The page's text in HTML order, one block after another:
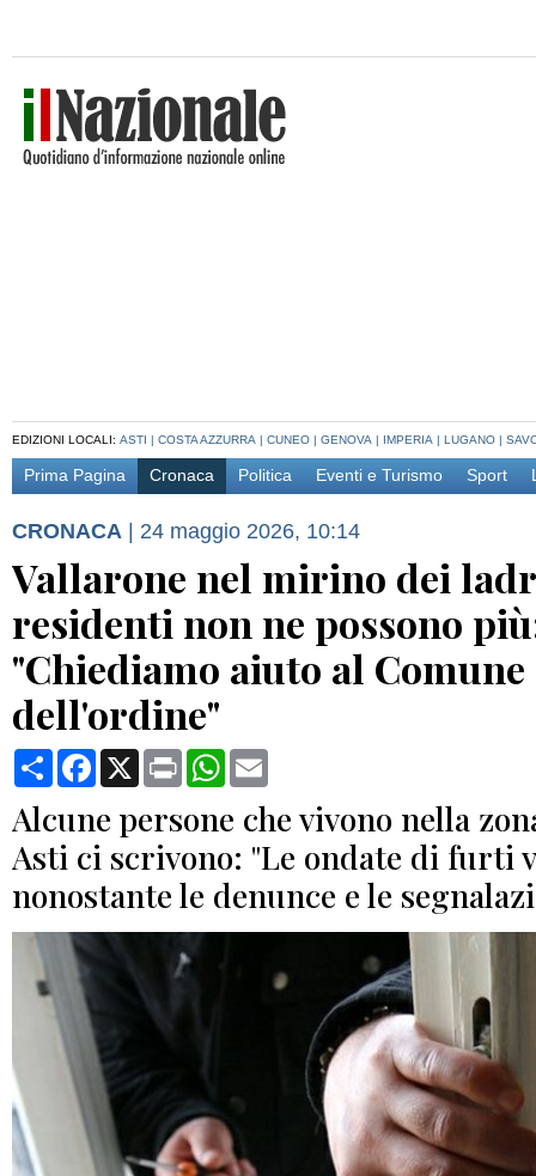
EDIZIONI LOCALI: ASTI | COSTA AZZURRA | CUNEO | GENOVA | IMPERIA | LUGANO |
Prima Pagina Cronaca Politica Eventi e Turismo Sport
CRONACA | 24 maggio 2026, 10:14
Vallarone nel mirino dei
residenti non ne possono
"Chiediamo aiuto al Comune
dell'ordine"
CondividiFacebook
X Print WhatsApp
Alcune persone che vivono nella
Asti ci scrivono: "Le ondate di furti
nonostante le denunce e le